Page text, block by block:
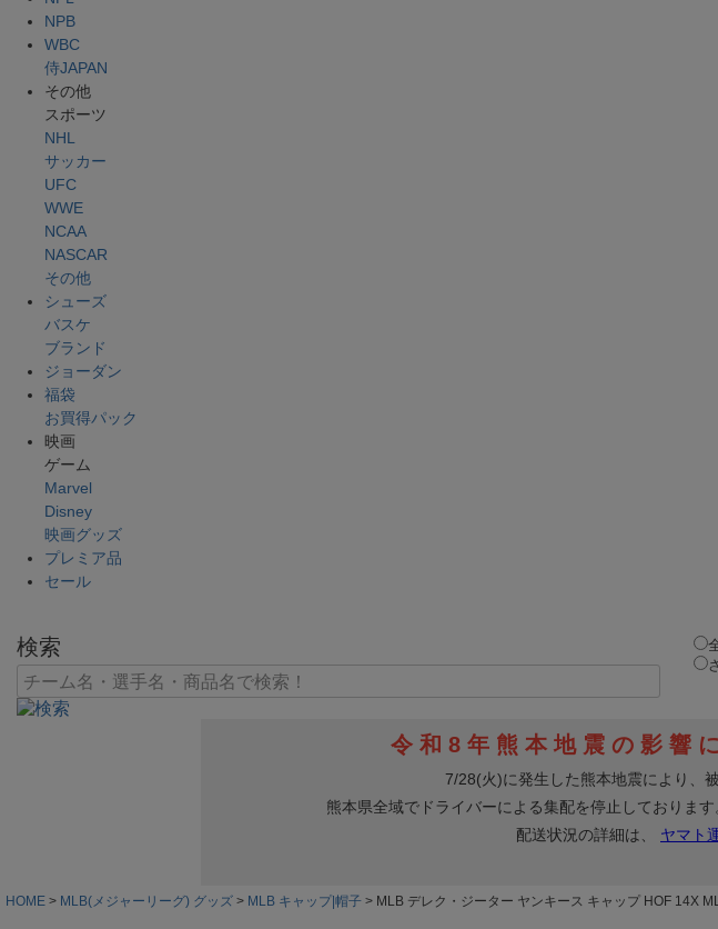
NPB
WBC
侍JAPAN
その他
スポーツ
NHL
サッカー
UFC
WWE
NCAA
NASCAR
その他
シューズ
バスケ
ブランド
ジョーダン
福袋
お買得パック
映画
ゲーム
Marvel
Disney
映画グッズ
プレミア品
セール
検索
HOME MLB(メジャーリーグ) グッズ MLB キャップ|帽子 MLB デレク・ジーター ヤンキース キャップ HOF 14X